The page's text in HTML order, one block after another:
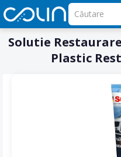
Solutie
Plastic